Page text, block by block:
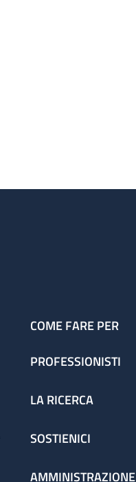
COME FARE PER
PROFESSIONISTI
LA RICERCA
SOSTIENICI
AMMINISTRAZIONE